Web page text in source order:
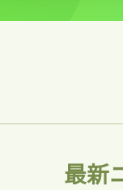
最新